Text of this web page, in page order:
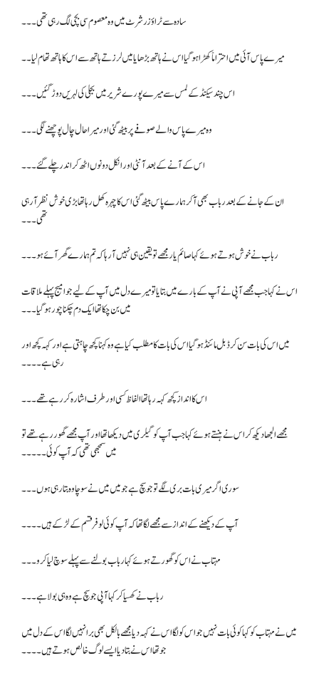
سادہ سے ٹراؤزر شرٹ میں وہ معصوم سی بچی لگ رہی تھی۔۔۔
میرے پاس آئی میں احتراماً کھڑا ہو گیا اس نے ہاتھ بڑھایا میں لرزتے ہاتھ سے اس کا ہاتھ تھام لیا۔۔
اس چند سیکنڈ کے لمس سے میرے پورے شریر میں بجلی کی لہریں دوڑ گئیں۔۔۔
وہ میرے پاس والے صوفے پر بیٹھ گئی اور میرا حال چال پوچھنے لگی۔۔۔
اس کے آنے کے بعد آنٹی اور انکل دونوں اٹھ کر اندر چلے گئے۔۔۔
ان کے جانے کے بعد رباب بھی آ کر ہمارے پاس بیٹھ گئی اس کا چہرہ کھل رہا تھا بڑی خوش نظر آ رہی
تھی۔۔۔
رباب نے خوش ہوتے ہوئے کہا صائم یار مجھے تو یقین ہی نہیں آ رہا کہ تم ہمارے گھر آئے ہو ۔۔۔
اس نے کہا جب مجھے آپی نے آپ کے بارے میں بتایا تو میرے دل میں آپ کے لیے جو امیج پہلے ملاقات
میں بن چکا تھا ایک دم چکنا چور ہو گیا۔۔۔
میں اس کی بات سن کر ڈبل مائنڈ ہو گیا اس کی بات کا مطلب کیا ہے وہ کہنا کچھ چاہتی ہے اور کہہ کچھ اور
رہی ہے۔۔۔۔
اس کا انداز کچھ کہہ رہا تھا الفاظ کسی اور طرف اشارہ کر رہے تھے۔۔۔
مجھے الجھا دیکھ کر اس نے ہنستے ہوئے کہا جب آپ کو گیلری میں دیکھا تھا اور آپ مجھے گھور رہے تھے تو
میں سمجھی تھی کہ آپ کوئی ۔۔۔۔۔
سوری اگر میری بات بری لگے تو جو سچ ہے جو میں میں نے سوچا وہ بتا رہی ہوں۔۔۔
آپ کے دیکھنے کے انداز سے مجھے لگا تھا کہ آپ کوئی لوفر قسم کے لڑکے ہیں۔۔۔۔
مہتاب نے اس کو گھورتے ہوئے کہا رباب بولنے سے پہلے سوچ لیا کرو ۔۔۔
رباب نے کھسیا کر کہا آپی جو سچ ہے وہ ہی بولا ہے۔۔۔
میں نے مہتاب کو کہا کوئی بات نہیں جو اس کو لگا اس نے کہہ دیا مجھے بالکل بھی برا نہیں لگا اس کے دل میں
جو تھا اس نے بتا دیا ایسے لوگ خالص ہوتے ہیں ۔۔۔۔